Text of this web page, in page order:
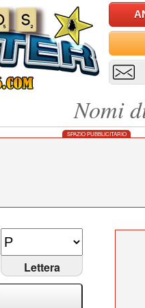
Nomi
SPAZIO PUBBLICITARIO
Lettera